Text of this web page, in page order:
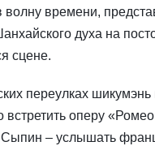
волну времени,
духа на
сцене.
переулках
встретить оперу
Сыпин – услышать